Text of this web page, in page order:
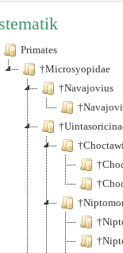
Primates
†Microsyopidae
†Navajovius